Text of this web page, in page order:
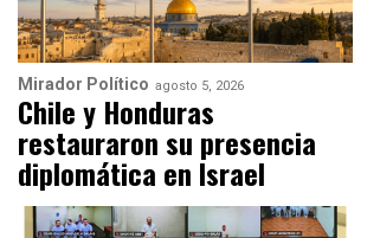
Mirador Político agosto 5, 2026
Chile y Honduras
restauraron su presencia
diplomática en Israel